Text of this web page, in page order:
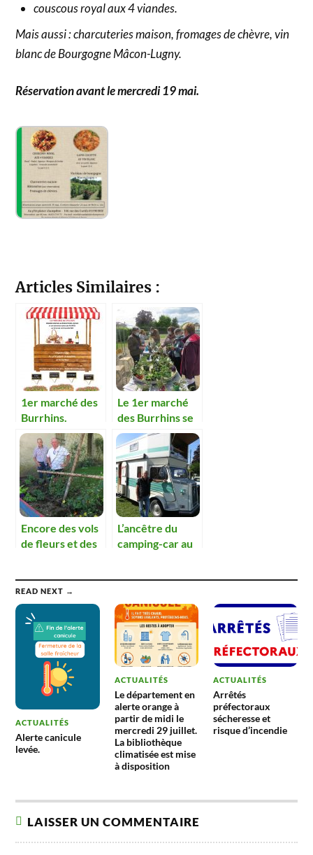
couscous royal aux 4 viandes.
Mais aussi : charcuteries maison, fromages de chèvre, vin
blanc de Bourgogne Mâcon-Lugny.
Réservation avant le mercredi 19 mai.
Articles Similaires :
1er marché des
Burrhins.
Le 1er marché
des Burrhins se
solde par un
succès
Encore des vols
de fleurs et des
L’ancêtre du
camping-car au
READ NEXT →
ACTUALITÉS
Alerte canicule
levée.
ACTUALITÉS
Le département en
alerte orange à
partir de midi le
mercredi 29 juillet.
La bibliothèque
climatisée est mise
à disposition
ACTUALITÉS
Arrêtés
préfectoraux
sécheresse et
risque d’incendie
LAISSER UN COMMENTAIRE